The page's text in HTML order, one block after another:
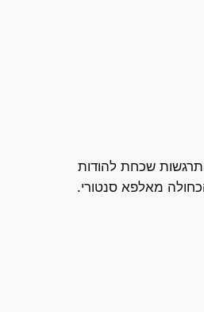
שכחת להודות
מאלפא סנטורי.